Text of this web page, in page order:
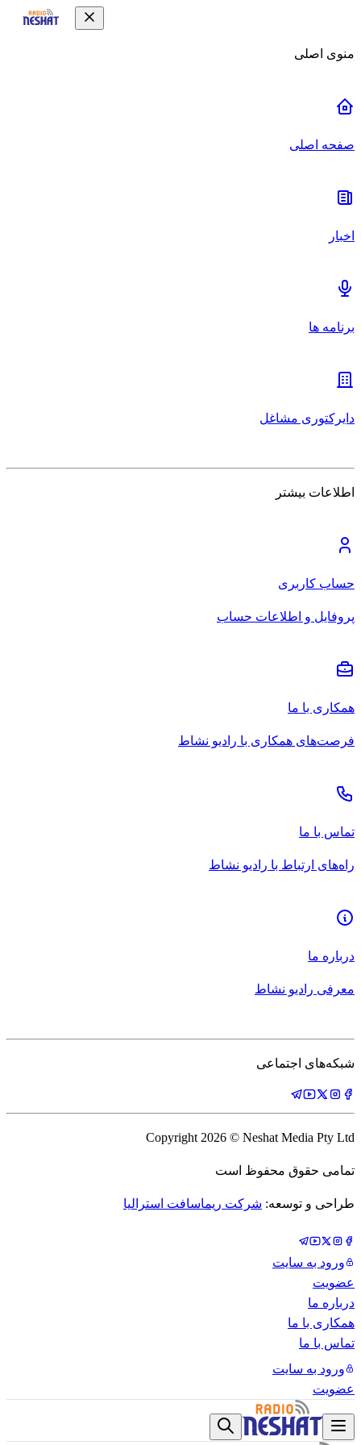
منوی اصلی
صفحه اصلی
اخبار
برنامه ها
دایرکتوری مشاغل
اطلاعات بیشتر
حساب کاربری
پروفایل و اطلاعات حساب
همکاری با ما
فرصت‌های همکاری با رادیو نشاط
تماس با ما
راه‌های ارتباط با رادیو نشاط
درباره ما
معرفی رادیو نشاط
شبکه‌های اجتماعی
Copyright 2026 © Neshat Media Pty Ltd
تمامی حقوق محفوظ است
طراحی و توسعه: شرکت ریماسافت استرالیا
ورود به سایت
عضویت
درباره ما
همکاری با ما
تماس با ما
ورود به سایت
عضویت